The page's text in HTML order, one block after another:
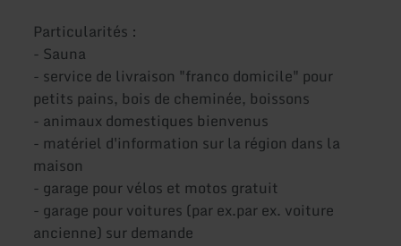
Particularités :
- Sauna
- service de livraison "franco domicile" pour
petits pains, bois de cheminée, boissons
- animaux domestiques bienvenus
- matériel d'information sur la région dans la
maison
- garage pour vélos et motos gratuit
- garage pour voitures (par ex.par ex. voiture
ancienne) sur demande